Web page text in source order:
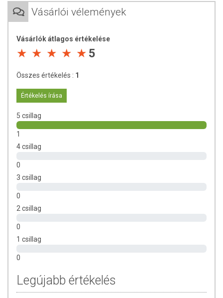
előtt is nyugodtan fogyasztható.
majd hagyjuk állni 3-5 percig!
Összetevők:
rooibos, alma, csipkebogyó, édesgyökér, vanília
TOVÁBBI TUDNIVALÓK
Tárolás: Száraz, hűvös helyen.
Gyártja és forgalmazza: Mecsek-Drog Kft.
Vásárlói vélemények
Vásárlók átlagos értékelése
5
Összes értékelés : 1
Értékelés írása
5 csillag
1
4 csillag
0
3 csillag
0
2 csillag
0
1 csillag
0
Legújabb értékelés